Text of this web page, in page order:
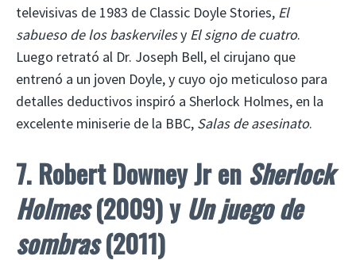
televisivas de 1983 de Classic Doyle Stories, El
sabueso de los baskervilesy El signo de cuatro.
Luego retrató al Dr. Joseph Bell, el cirujano que
entrenó a un joven Doyle, y cuyo ojo meticuloso para
detalles deductivos inspiró a Sherlock Holmes, en la
excelente miniserie de la BBC, Salas de asesinato.
7. Robert Downey Jr en Sherlock
Holmes(2009) y Un juego de
sombras(2011)